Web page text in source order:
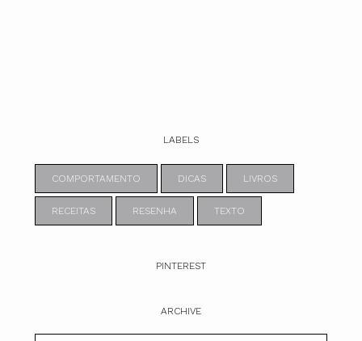
LABELS
COMPORTAMENTO DICAS LIVROS
RECEITAS RESENHA TEXTO
PINTEREST
ARCHIVE